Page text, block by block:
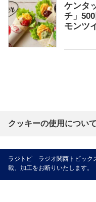
ケンタ
チ」
モンツ
クッキーの使用について
ラジトピ ラジオ関西トピック
載、加工をお断りいたします。